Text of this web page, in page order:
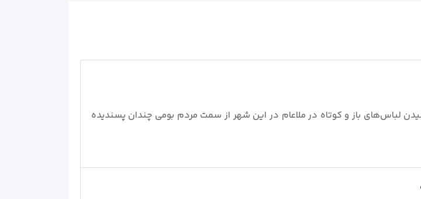
لباس‌های باز و کوتاه در ملاعام در این شهر از سمت مردم بومی چندان پسندیده